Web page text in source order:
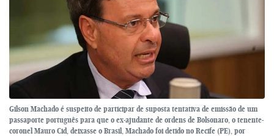
Gilson Machado é suspeito de participar de suposta tentativa de emissão de um
passaporte português para que o ex-ajudante de ordens de Bolsonaro, o tenente-
coronel Mauro Cid, deixasse o Brasil, Machado foi detido no Recife (PE), por